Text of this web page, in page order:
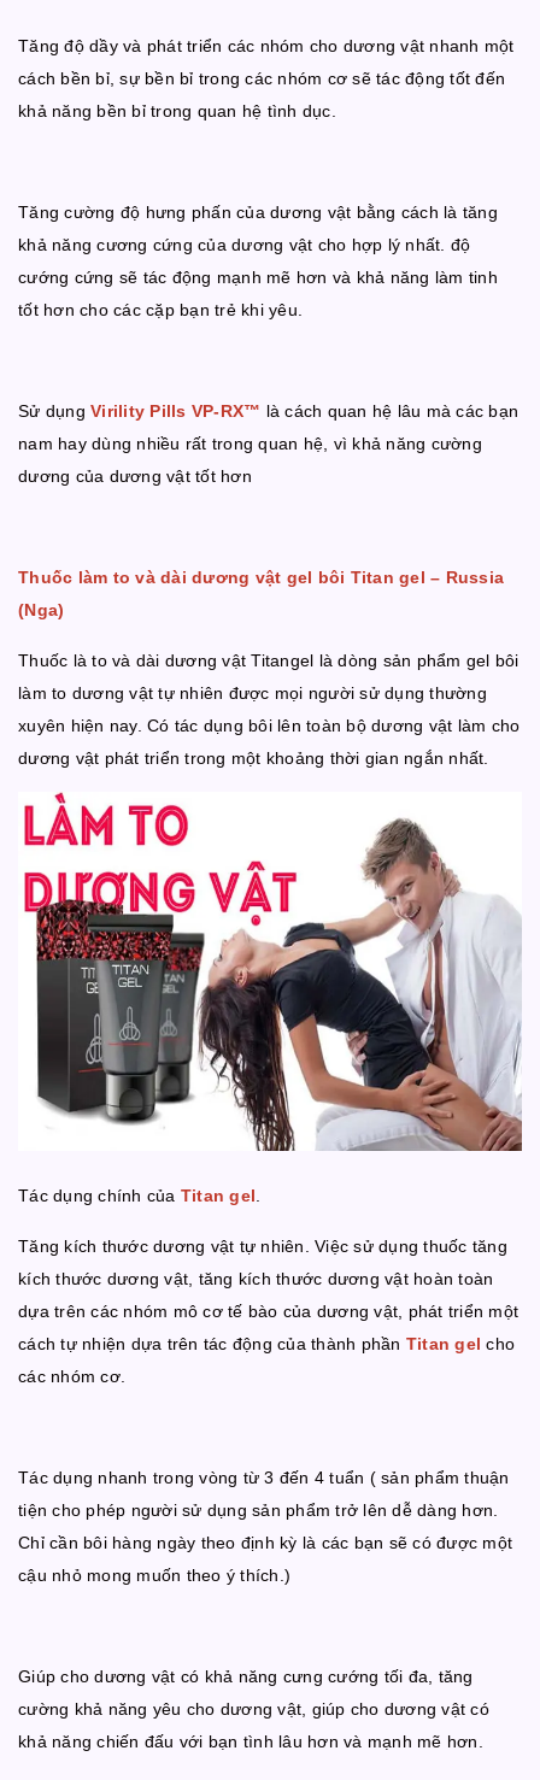
Tăng độ dầy và phát triển các nhóm cho dương vật nhanh một
cách bền bỉ, sự bền bỉ trong các nhóm cơ sẽ tác động tốt đến
khả năng bền bỉ trong quan hệ tình dục.
Tăng cường độ hưng phấn của dương vật bằng cách là tăng
khả năng cương cứng của dương vật cho hợp lý nhất. độ
cướng cứng sẽ tác động mạnh mẽ hơn và khả năng làm tinh
tốt hơn cho các cặp bạn trẻ khi yêu.
Sử dụng Virility Pills VP-RX™ là cách quan hệ lâu mà các bạn
nam hay dùng nhiều rất trong quan hệ, vì khả năng cường
dương của dương vật tốt hơn
Thuốc làm to và dài dương vật gel bôi Titan gel – Russia
(Nga)
Thuốc là to và dài dương vật Titangel là dòng sản phẩm gel bôi
làm to dương vật tự nhiên được mọi người sử dụng thường
xuyên hiện nay. Có tác dụng bôi lên toàn bộ dương vật làm cho
dương vật phát triển trong một khoảng thời gian ngắn nhất.
Tác dụng chính của Titan gel.
Tăng kích thước dương vật tự nhiên. Việc sử dụng thuốc tăng
kích thước dương vật, tăng kích thước dương vật hoàn toàn
dựa trên các nhóm mô cơ tế bào của dương vật, phát triển một
cách tự nhiện dựa trên tác động của thành phần Titan gel cho
các nhóm cơ.
Tác dụng nhanh trong vòng từ 3 đến 4 tuẩn ( sản phẩm thuận
tiện cho phép người sử dụng sản phẩm trở lên dễ dàng hơn.
Chỉ cần bôi hàng ngày theo định kỳ là các bạn sẽ có được một
cậu nhỏ mong muốn theo ý thích.)
Giúp cho dương vật có khả năng cưng cướng tối đa, tăng
cường khả năng yêu cho dương vật, giúp cho dương vật có
khả năng chiến đấu với bạn tình lâu hơn và mạnh mẽ hơn.